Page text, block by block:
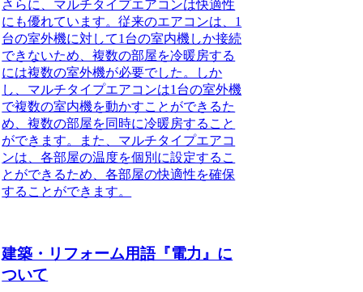
さらに、マルチタイプエアコンは快適性
にも優れています。従来のエアコンは、1
台の室外機に対して1台の室内機しか接続
できないため、複数の部屋を冷暖房する
には複数の室外機が必要でした。しか
し、マルチタイプエアコンは1台の室外機
で複数の室内機を動かすことができるた
め、複数の部屋を同時に冷暖房すること
ができます。また、マルチタイプエアコ
ンは、各部屋の温度を個別に設定するこ
とができるため、各部屋の快適性を確保
することができます。
建築・リフォーム用語『電力』に
ついて